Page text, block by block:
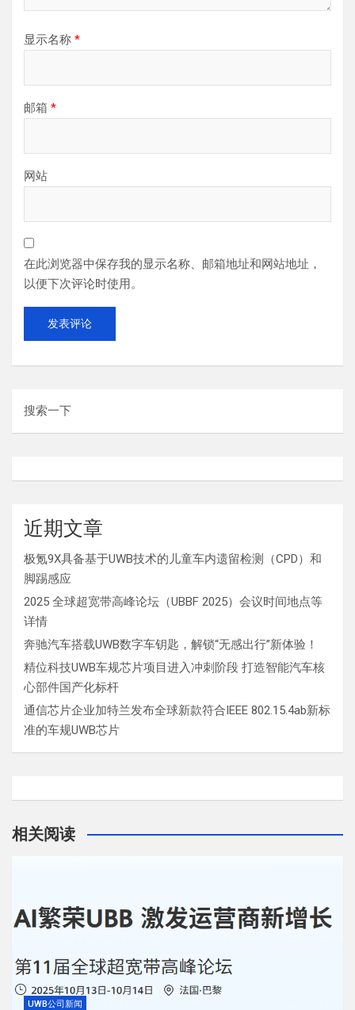
显示名称 *
邮箱 *
网站
在此浏览器中保存我的显示名称、邮箱地址和网站地址，
以便下次评论时使用。
搜索一下
近期文章
极氪9X具备基于UWB技术的儿童车内遗留检测（CPD）和
脚踢感应
2025 全球超宽带高峰论坛（UBBF 2025）会议时间地点等
详情
奔驰汽车搭载UWB数字车钥匙，解锁“无感出行”新体验！
精位科技UWB车规芯片项目进入冲刺阶段 打造智能汽车核
心部件国产化标杆
通信芯片企业加特兰发布全球新款符合IEEE 802.15.4ab新标
准的车规UWB芯片
相关阅读
UWB公司新闻